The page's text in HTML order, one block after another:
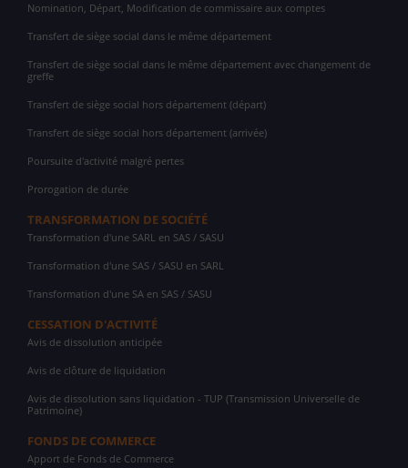
Nomination, Départ, Modification de commissaire aux comptes
Transfert de siège social dans le même département
Transfert de siège social dans le même département avec changement de
greffe
Transfert de siège social hors département (départ)
Transfert de siège social hors département (arrivée)
Poursuite d'activité malgré pertes
Prorogation de durée
TRANSFORMATION DE SOCIÉTÉ
Transformation d'une SARL en SAS / SASU
Transformation d'une SAS / SASU en SARL
Transformation d'une SA en SAS / SASU
CESSATION D'ACTIVITÉ
Avis de dissolution anticipée
Avis de clôture de liquidation
Avis de dissolution sans liquidation - TUP (Transmission Universelle de
Patrimoine)
FONDS DE COMMERCE
Apport de Fonds de Commerce